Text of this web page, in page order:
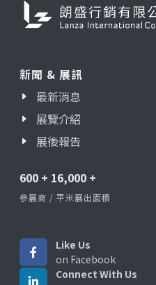
新聞 & 展訊
最新消息
展覽介紹
展後報告
600 + 16,000 +
參展商 / 平米展出面積
Like Us
on Facebook
Connect With Us